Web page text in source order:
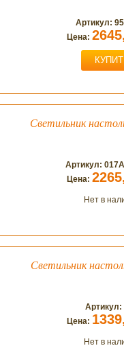
Артикул:
Цена:
Светильник
Артикул:
Цена:
Нет в
Светильник
Артикул:
Цена:
Нет в